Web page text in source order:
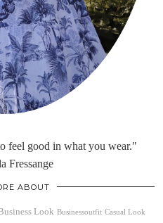
feel good in what you wear."
Fressange
ABOUT
Look Businessoutfit Casual Look